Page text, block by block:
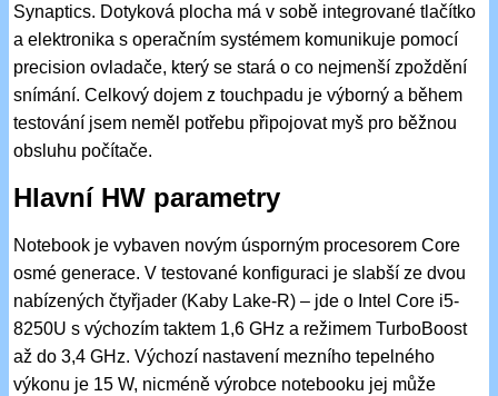
Synaptics. Dotyková plocha má v sobě integrované tlačítko
a elektronika s operačním systémem komunikuje pomocí
precision ovladače, který se stará o co nejmenší zpoždění
snímání. Celkový dojem z touchpadu je výborný a během
testování jsem neměl potřebu připojovat myš pro běžnou
obsluhu počítače.
Hlavní HW parametry
Notebook je vybaven novým úsporným procesorem Core
osmé generace. V testované konfiguraci je slabší ze dvou
nabízených čtyřjader (Kaby Lake-R) – jde o Intel Core i5-
8250U s výchozím taktem 1,6 GHz a režimem TurboBoost
až do 3,4 GHz. Výchozí nastavení mezního tepelného
výkonu je 15 W, nicméně výrobce notebooku jej může